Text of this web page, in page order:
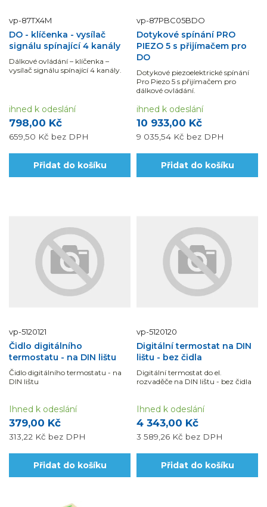
vp-87TX4M
DO - klíčenka - vysílač
signálu spínající 4 kanály
Dálkové ovládání – klíčenka –
vysílač signálu spínající 4 kanály.
798,00 Kč
659,50 Kč bez DPH
ihned k odeslání
Přidat do košíku
vp-87PBC05BDO
Dotykové spínání PRO
PIEZO 5 s přijímačem pro
DO
Dotykové piezoelektrické spínání
Pro Piezo 5 s přijímačem pro
dálkové ovládání.
10 933,00 Kč
9 035,54 Kč bez DPH
ihned k odeslání
Přidat do košíku
vp-5120121
Čidlo digitálního
termostatu - na DIN lištu
Čidlo digitálního termostatu - na
DIN lištu
379,00 Kč
313,22 Kč bez DPH
Ihned k odeslání
Přidat do košíku
vp-5120120
Digitální termostat na DIN
lištu - bez čidla
Digitální termostat do el.
rozvaděče na DIN lištu - bez čidla
4 343,00 Kč
3 589,26 Kč bez DPH
Ihned k odeslání
Přidat do košíku